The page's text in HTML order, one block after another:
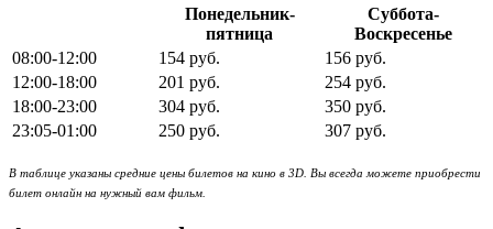
Понедельник-
пятница
Суббота-
Воскресенье
08:00-12:00
154 руб.
156 руб.
12:00-18:00
201 руб.
254 руб.
18:00-23:00
304 руб.
350 руб.
23:05-01:00
250 руб. 307 руб.
В таблице указаны средние цены билетов на кино в 3D. Вы всегда можете приобрести
билет онлайн на нужный вам фильм.